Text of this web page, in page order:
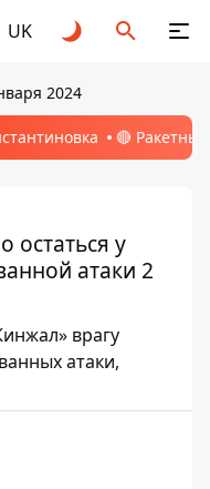
UK
2024
🔴
остаться у
атаки 2
врагу
атаки,